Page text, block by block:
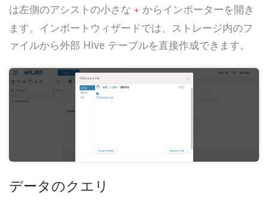
は左側のアシストの小さな + からインポーターを開き
ます。インポートウィザードでは、ストレージ内のフ
ァイルから外部 Hive テーブルを直接作成できます。
データのクエリ